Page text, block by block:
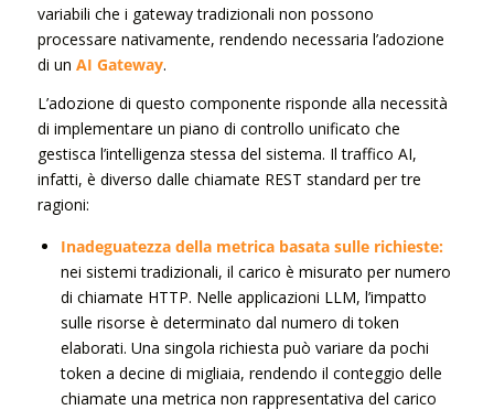
variabili che i gateway tradizionali non possono
processare nativamente, rendendo necessaria l’adozione
di un AI Gateway.
L’adozione di questo componente risponde alla necessità
di implementare un piano di controllo unificato che
gestisca l’intelligenza stessa del sistema. Il traffico AI,
infatti, è diverso dalle chiamate REST standard per tre
ragioni:
Inadeguatezza della metrica basata sulle richieste:
nei sistemi tradizionali, il carico è misurato per numero
di chiamate HTTP. Nelle applicazioni LLM, l’impatto
sulle risorse è determinato dal numero di token
elaborati. Una singola richiesta può variare da pochi
token a decine di migliaia, rendendo il conteggio delle
chiamate una metrica non rappresentativa del carico